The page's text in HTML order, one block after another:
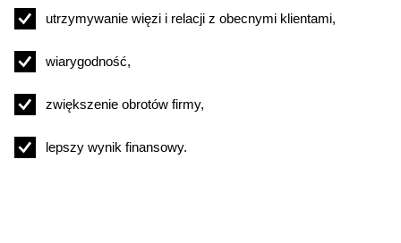
utrzymywanie więzi i relacji z obecnymi klientami,
wiarygodność,
zwiększenie obrotów firmy,
lepszy wynik finansowy.